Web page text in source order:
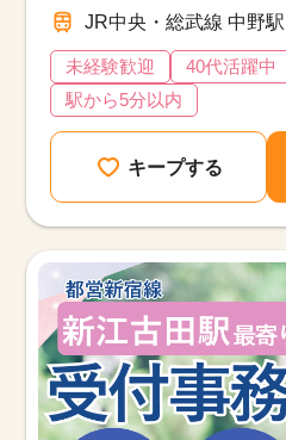
JR中央・総武線 中野
未経験歓迎 40代活躍中
駅から5分以内
キープする